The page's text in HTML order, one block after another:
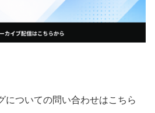
についての問い合わせはこちら